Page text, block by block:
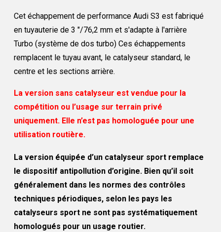
Cet échappement de performance Audi S3 est fabriqué
en tuyauterie de 3 "/76,2 mm et s'adapte à l'arrière
Turbo (système de dos turbo) Ces échappements
remplacent le tuyau avant, le catalyseur standard, le
centre et les sections arrière.
La version sans catalyseur est vendue pour la
compétition ou l’usage sur terrain privé
uniquement. Elle n’est pas homologuée pour une
utilisation routière.
La version équipée d’un catalyseur sport remplace
le dispositif antipollution d’origine. Bien qu’il soit
généralement dans les normes des contrôles
techniques périodiques, selon les pays les
catalyseurs sport ne sont pas systématiquement
homologués pour un usage routier.